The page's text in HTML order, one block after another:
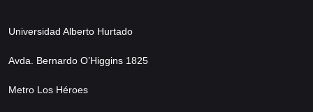
Universidad Alberto Hurtado
Avda. Bernardo O’Higgins 1825
Metro Los Héroes